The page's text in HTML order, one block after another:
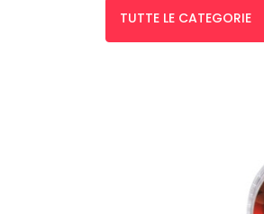
TUTTE LE CATEGORIE